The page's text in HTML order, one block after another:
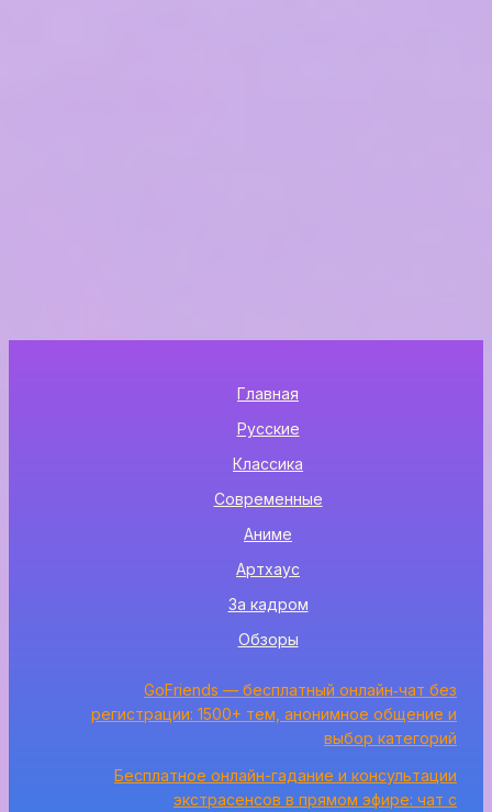
Главная
Русские
Классика
Современные
Аниме
Артхаус
За кадром
Обзоры
GoFriends — бесплатный онлайн‑чат без
регистрации: 1500+ тем, анонимное общение и
выбор категорий
Бесплатное онлайн-гадание и консультации
экстрасенсов в прямом эфире: чат с